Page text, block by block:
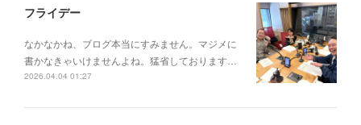
フライデー
なかなかね、ブログ本当にすみません。マジメに
書かなきゃいけませんよね。猛省しております…
2026.04.04 01:27